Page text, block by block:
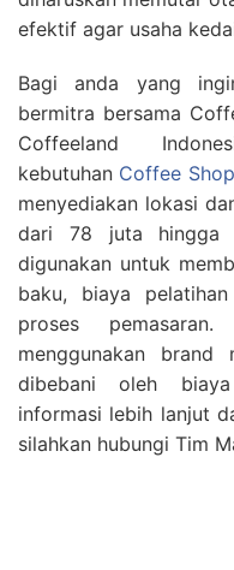
efektif agar usaha
Bagi anda yang
bermitra bersama
Coffeeland
kebutuhan Coffee
menyediakan lokasi
dari 78 juta
digunakan untuk
baku, biaya
proses
menggunakan
dibebani oleh
informasi lebih lanjut
silahkan hubungi Tim